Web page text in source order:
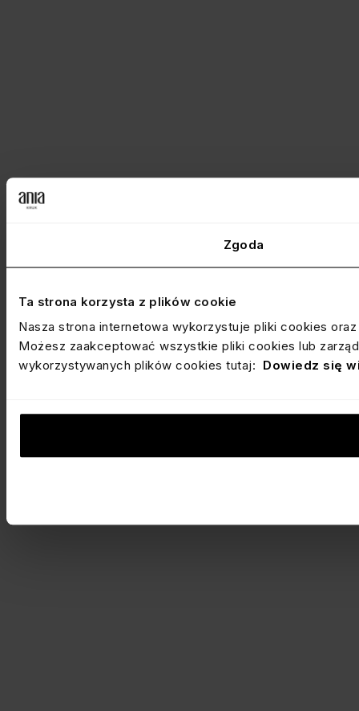
Zgoda
Ta strona korzysta z plików cookie
Nasza strona internetowa wykorzystuje pliki cookies
Możesz zaakceptować wszystkie pliki cookies lub
wykorzystywanych plików cookies tutaj: Dowiedz się